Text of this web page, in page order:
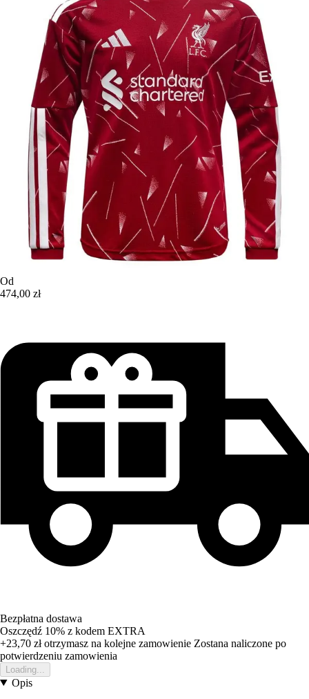
Od
474,00 zł
Bezpłatna dostawa
Oszczędź 10% z kodem EXTRA
+23,70 złotrzymasz na kolejne zamowienie Zostana naliczone po
potwierdzeniu zamowienia
Loading...
Opis